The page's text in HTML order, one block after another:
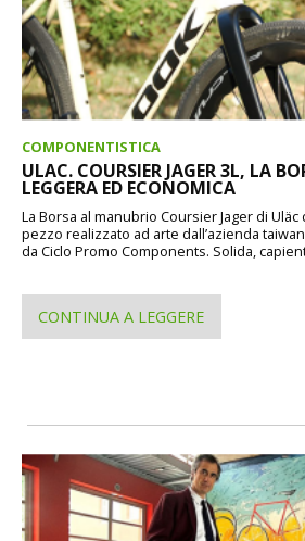
COMPONENTISTICA
ULAC. COURSIER JAGER 3L, LA
LEGGERA ED ECONOMICA
La Borsa al manubrio Coursier Jager di Uläc
pezzo realizzato ad arte dall’azienda
da Ciclo Promo Components. Solida,
CONTINUA A LEGGERE